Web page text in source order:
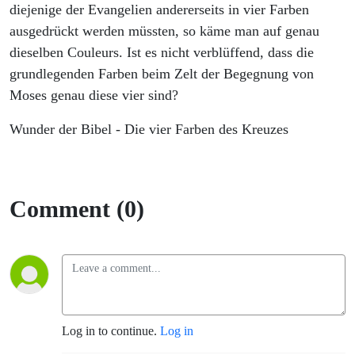
diejenige der Evangelien andererseits in vier Farben
ausgedrückt werden müssten, so käme man auf genau
dieselben Couleurs. Ist es nicht verblüffend, dass die
grundlegenden Farben beim Zelt der Begegnung von
Moses genau diese vier sind?
Wunder der Bibel - Die vier Farben des Kreuzes
Comment (0)
Log in to continue. Log in